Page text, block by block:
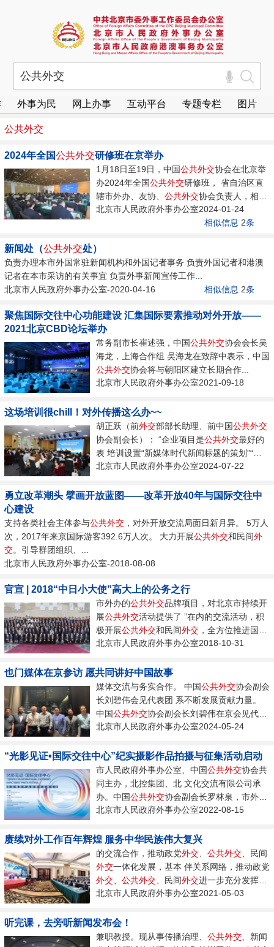
外事为民 网上办事 互动平台 专题专栏 图片
公共外交
2024年全国公共外交研修班在京举办
1月18日至19日，中国公共外交协会在北京举
办2024年全国公共外交研修班， 省自治区直
辖市外办、友协、 公共外交协会负责人，相关
部委司局、...
北京市人民政府外事办公室2024-01-24
相似信息 2条
新闻处（公共外交处）
负责办理本市外国常驻新闻机构和外国记者事务 负责外国记者和港澳
记者在本市采访的有关事宜 负责外事新闻宣传工作...
北京市人民政府外事办公室-2020-04-16
相似信息 2条
聚焦国际交往中心功能建设 汇集国际要素推动对外开放——
2021北京CBD论坛举办
常务副市长崔述强，中国公共外交协会会长吴
海龙，上海合作组 吴海龙在致辞中表示，中国
公共外交协会将与朝阳区建立长期合作...
北京市人民政府外事办公室2021-09-18
这场培训很chill！对外传播这么办~~
胡正跃（前外交部部长助理、前中国公共外交
协会副会长）： “企业项目是公共外交最好的
表 培训设置“新媒体时代新闻标题的策划”“
共外交与对外传播案例分享”“对外...
北京市人民政府外事办公室2024-07-22
勇立改革潮头 擘画开放蓝图——改革开放40年与国际交往中
心建设
支持各类社会主体参与公共外交 ，对外开放交流局面日新月异。 5万人
次，2017年来京国际游客392.6万人次。 大力开展公共外交和民间外
交。引导群团组织、...
北京市人民政府外事办公室-2018-08-08
官宣 | 2018“中日小大使”高大上的公务之行
市外办的公共外交品牌项目，对北京市持续开
展公共外交活动提供了 ”在内的交流活动，积
极开展公共外交和民间外交 ，全方位推进国
际...
北京市人民政府外事办公室2018-10-31
也门媒体在京参访 愿共同讲好中国故事
媒体交流与务实合作。 中国公共外交协会副会
长刘碧伟会见代表团 系不断发展贡献力量。
中国公共外交协会副会长刘碧伟在京会见代表
团一行。...
北京市人民政府外事办公室2024-05-24
“光影见证•国际交往中心”纪实摄影作品拍摄与征集活动启动
市人民政府外事办公室、中国公共外交协会共
同主办，北控集团、北 文化交流有限公司承
办。中国公共外交协会副会长罗林泉，市外办
和北控集团相关负责同志出席启动仪式。...
北京市人民政府外事办公室2022-08-15
赓续对外工作百年辉煌 服务中华民族伟大复兴
的交流合作，推动政党外交 公共外交 、民间
外交一体化发展，基本 伴关系网络，推动政党
外交
公共外交 、民间外交进一步充分发挥
合...
北京市人民政府外事办公室2021-05-03
听完课，去旁听新闻发布会！
兼职教授。现从事传播治理、 公共外交 、新闻